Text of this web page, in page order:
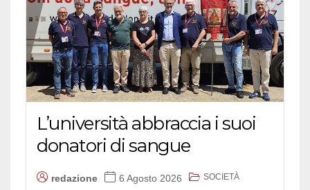
L’università abbraccia i suoi
donatori di sangue
redazione 6 Agosto 2026 SOCIETÀ